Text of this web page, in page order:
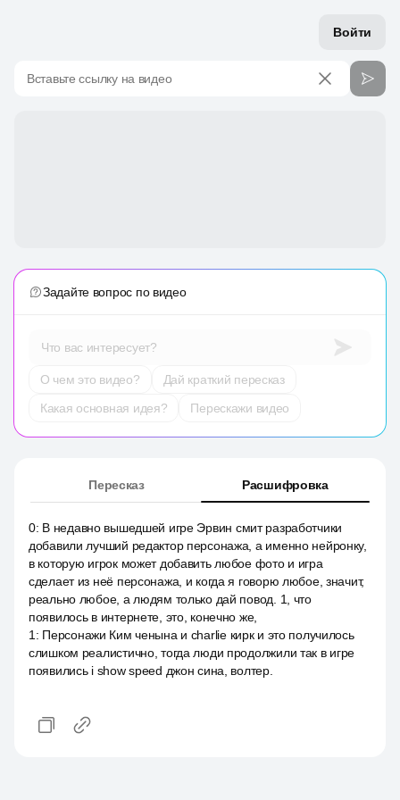
Войти
Вставьте ссылку на видео
Задайте вопрос по видео
Что вас интересует?
О чем это видео?
Дай краткий пересказ
Какая основная идея?
Перескажи видео
Пересказ Расшифровка
0: В недавно вышедшей игре Эрвин смит разработчики
добавили лучший редактор персонажа, а именно нейронку,
в которую игрок может добавить любое фото и игра
сделает из неё персонажа, и когда я говорю любое, значит,
реально любое, а людям только дай повод. 1, что
появилось в интернете, это, конечно же,
1 : Персонажи Ким ченына и charlie кирк и это получилось
слишком реалистично, тогда люди продолжили так в игре
появились i show speed джон сина, волтер.